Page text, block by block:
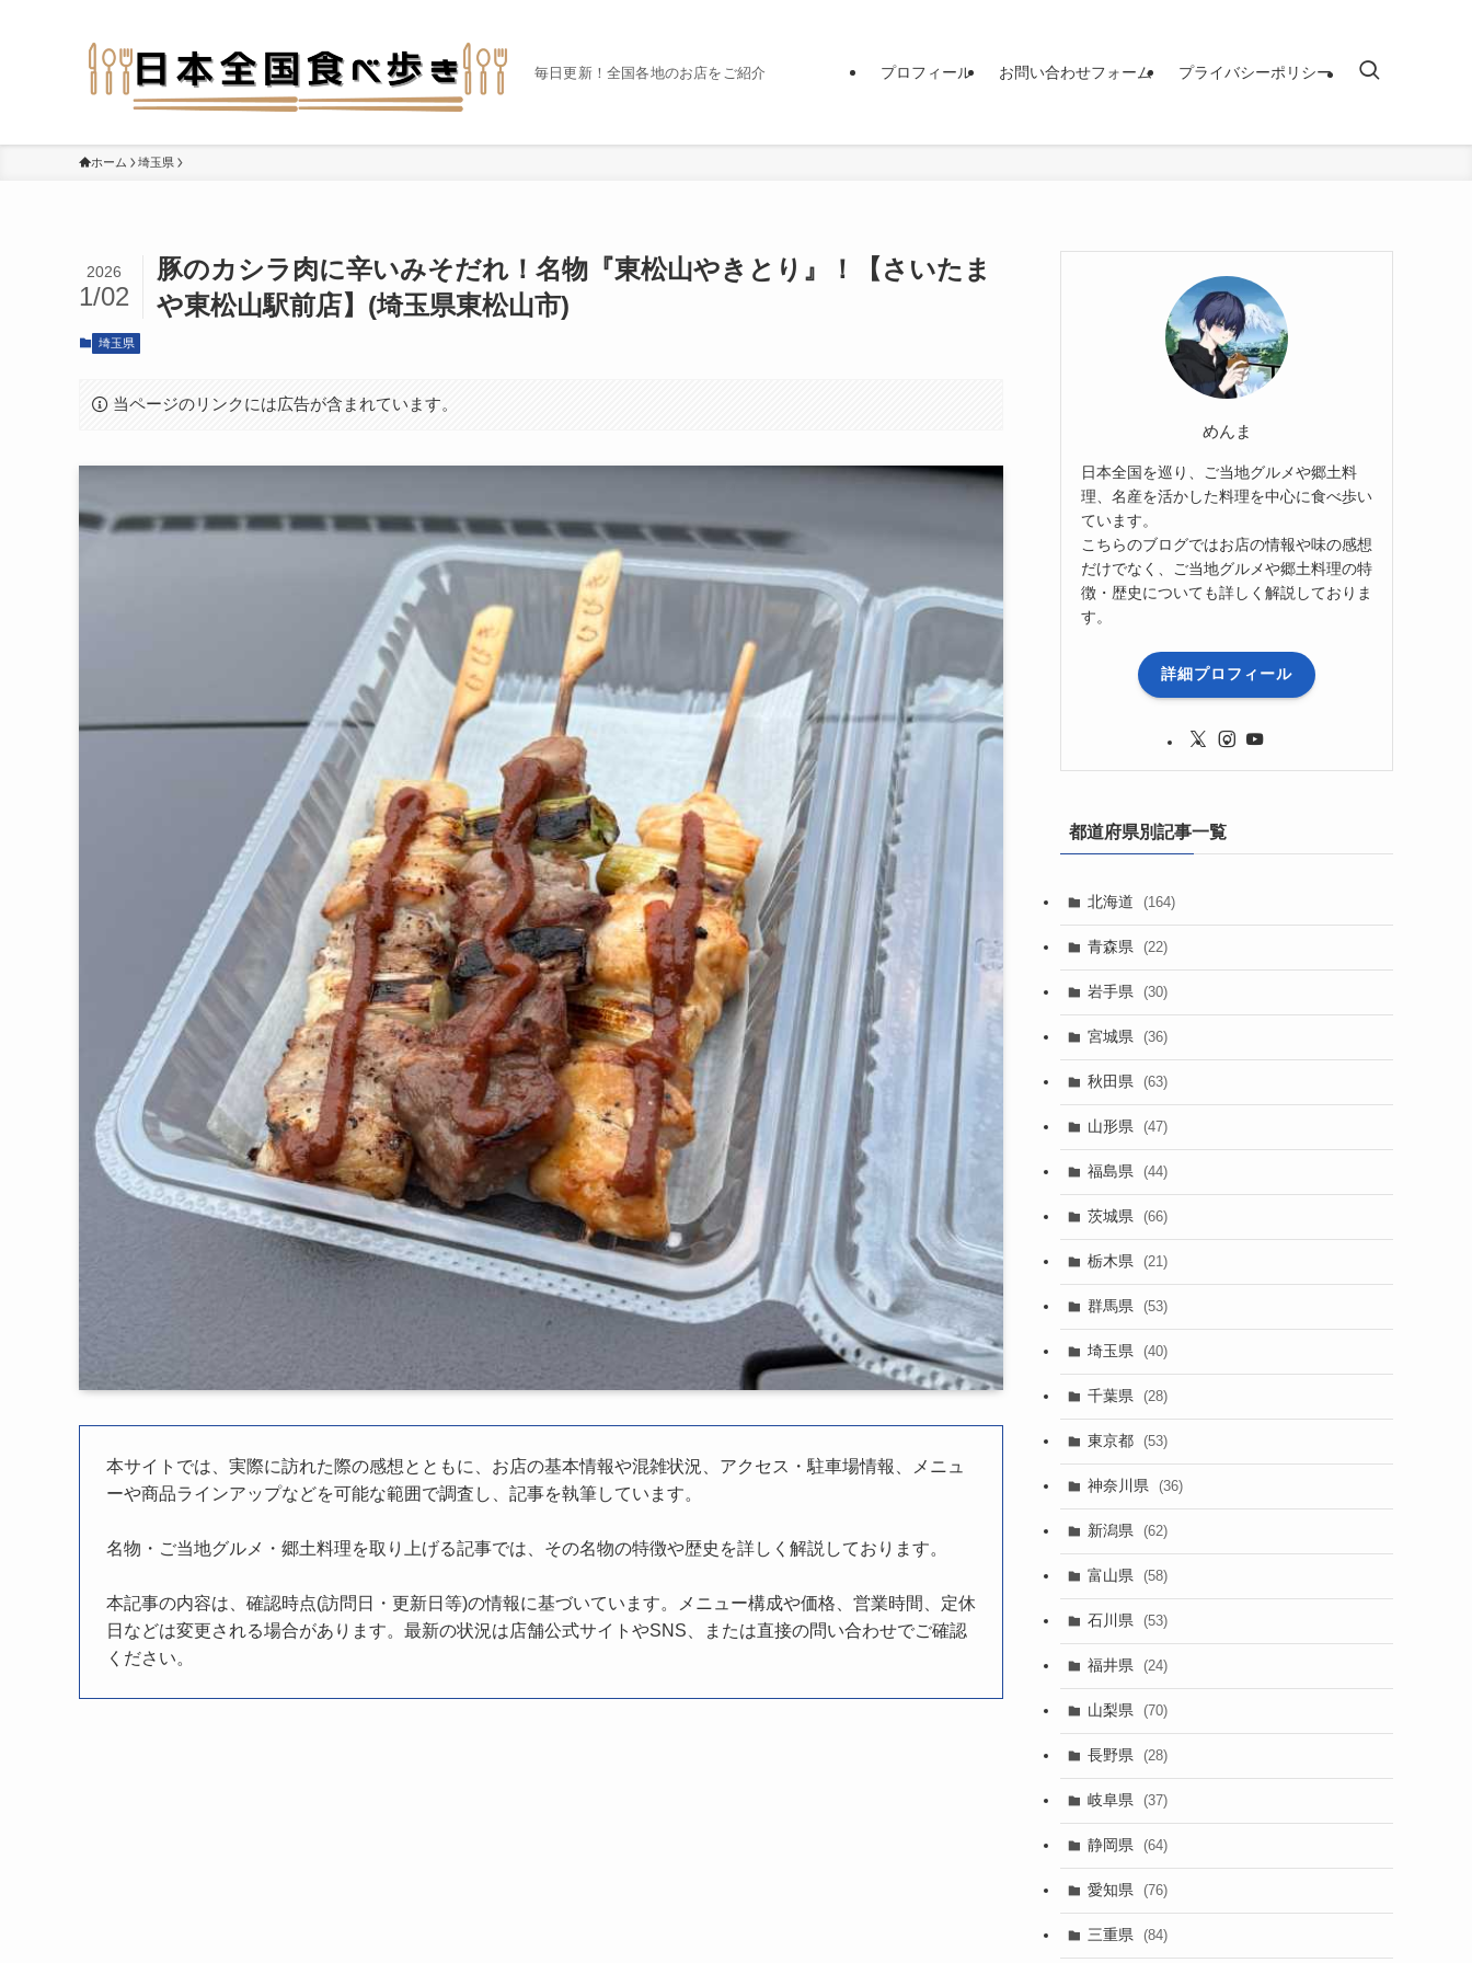
毎日更新！全国各地のお店をご紹介 プロフィール お問い合わせフォーム プライバシーポリシー
ホーム 埼玉県
豚のカシラ肉に辛いみそだれ！名物『東松山やきとり』！【さいたま
や東松山駅前店】(埼玉県東松山市)
2026
1/02
埼玉県
当ページのリンクには広告が含まれています。
本サイトでは、実際に訪れた際の感想とともに、お店の基本情報や混雑状況、アクセス・駐車場情報、メニュ
ーや商品ラインアップなどを可能な範囲で調査し、記事を執筆しています。
名物・ご当地グルメ・郷土料理を取り上げる記事では、その名物の特徴や歴史を詳しく解説しております。
本記事の内容は、確認時点(訪問日・更新日等)の情報に基づいています。メニュー構成や価格、営業時間、定休
日などは変更される場合があります。最新の状況は店舗公式サイトやSNS、または直接の問い合わせでご確認
ください。
めんま
日本全国を巡り、ご当地グルメや郷土料
理、名産を活かした料理を中心に食べ歩い
ています。
こちらのブログではお店の情報や味の感想
だけでなく、ご当地グルメや郷土料理の特
徴・歴史についても詳しく解説しておりま
す。
詳細プロフィール
都道府県別記事一覧
北海道 (164)
青森県 (22)
岩手県 (30)
宮城県 (36)
秋田県 (63)
山形県 (47)
福島県 (44)
茨城県 (66)
栃木県 (21)
群馬県 (53)
埼玉県 (40)
千葉県 (28)
東京都 (53)
神奈川県 (36)
新潟県 (62)
富山県 (58)
石川県 (53)
福井県 (24)
山梨県 (70)
長野県 (28)
岐阜県 (37)
静岡県 (64)
愛知県 (76)
三重県 (84)